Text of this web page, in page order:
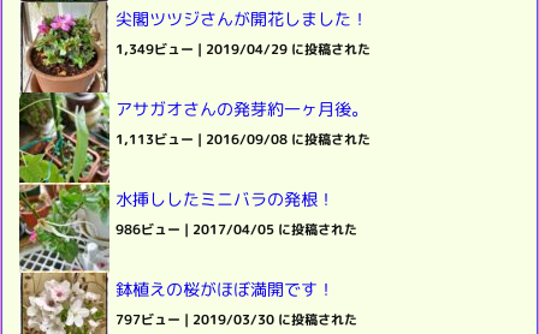
尖閣ツツジさんが開花しました！
1,349ビュー | 2019/04/29 に投稿された
アサガオさんの発芽約一ヶ月後。
1,113ビュー | 2016/09/08 に投稿された
水挿ししたミニバラの発根！
986ビュー | 2017/04/05 に投稿された
鉢植えの桜がほぼ満開です！
797ビュー | 2019/03/30 に投稿された